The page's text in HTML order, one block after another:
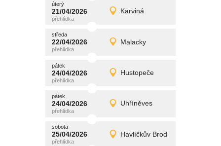
úterý
21/04/2026 Karviná
úterý
21/04/2026 Detail
promítání
středa
22/04/2026 Malacky
středa
22/04/2026 Detail
promítání
pátek
24/04/2026 Hustopeče
pátek
24/04/2026 Detail
promítání
pátek
24/04/2026 Uhříněves
pátek
24/04/2026 Detail
promítání
sobota
25/04/2026 Havlíčkův Brod
sobota
25/04/2026 Detail
promítání